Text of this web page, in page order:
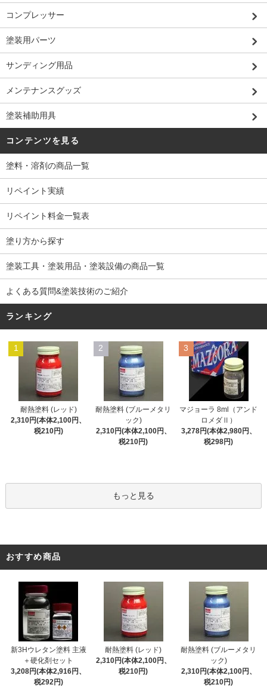
コンプレッサー
塗装用パーツ
サンディング用品
メンテナンスグッズ
塗装補助用具
コンテンツを見る
塗料・溶剤の商品一覧
リペイント実績
リペイント料金一覧表
塗り方から探す
塗装工具・塗装用品・塗装設備の商品一覧
よくある質問&塗装技術のご紹介
ランキング
1
耐熱塗料 (レッド)
2,310円(本体2,100円、
税210円)
2
耐熱塗料 (ブルーメタリ
ック)
2,310円(本体2,100円、
税210円)
3
マジョーラ 8ml（アンド
ロメダⅡ）
3,278円(本体2,980円、
税298円)
もっと見る
おすすめ商品
新3Hウレタン塗料 主液
＋硬化剤セット
3,208円(本体2,916円、
税292円)
耐熱塗料 (レッド)
2,310円(本体2,100円、
税210円)
耐熱塗料 (ブルーメタリ
ック)
2,310円(本体2,100円、
税210円)